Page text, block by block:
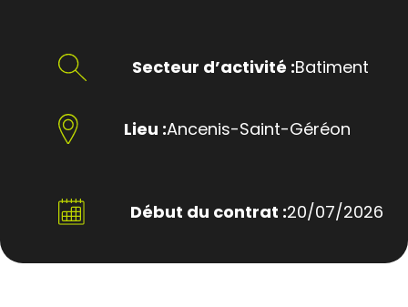
Secteur d’activité :Batiment
Lieu :Ancenis-Saint-Géréon
Début du contrat :20/07/2026